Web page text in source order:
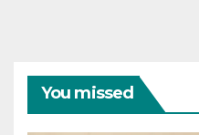
You missed